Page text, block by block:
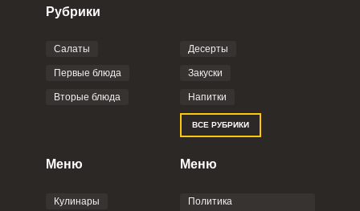
Фото до 4 шт, до 5 mb
Отправляя эту форму, вы соглашаетесь с
Политикой
Пользовательским
соглашением
Рубрики
Салаты
Первые блюда
Вторые блюда
Десерты
Закуски
Напитки
ВСЕ РУБРИКИ
Меню
Кулинары
Меню
Политика